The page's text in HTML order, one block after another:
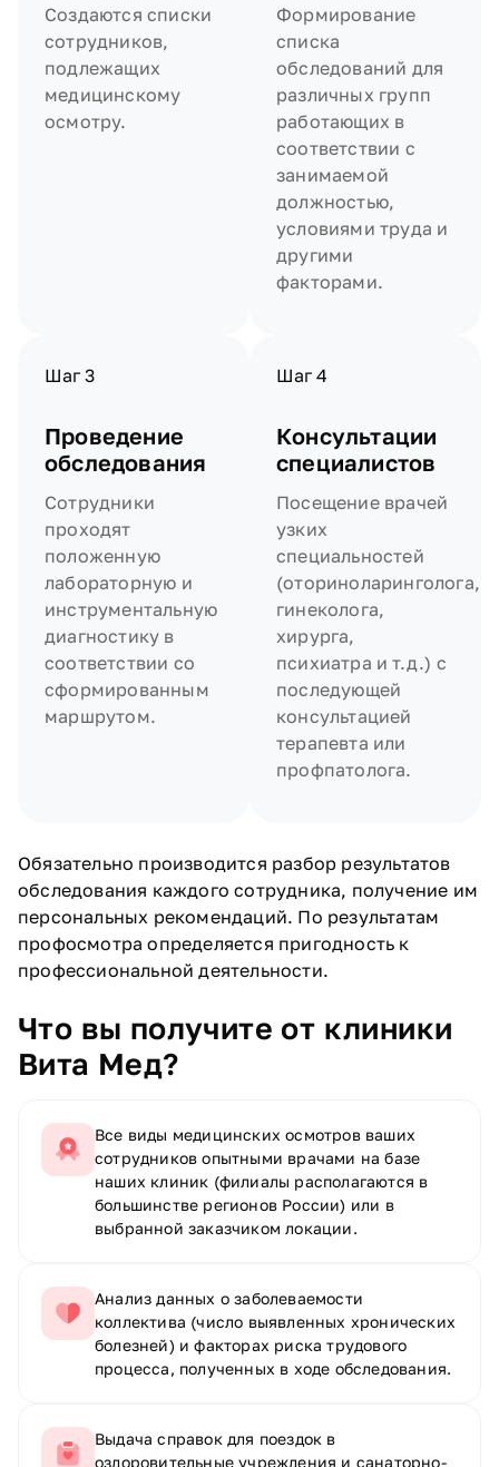
Создаются списки
сотрудников,
подлежащих
медицинскому
осмотру.
Формирование
списка
обследований для
различных групп
работающих в
соответствии с
занимаемой
должностью,
условиями труда и
другими
факторами.
Шаг 3
Проведение
обследования
Сотрудники
проходят
положенную
лабораторную и
инструментальную
диагностику в
соответствии со
сформированным
маршрутом.
Шаг 4
Консультации
специалистов
Посещение врачей
узких
специальностей
(оториноларинголога,
гинеколога,
хирурга,
психиатра и т.д.) с
последующей
консультацией
терапевта или
профпатолога.
Обязательно производится разбор результатов
обследования каждого сотрудника, получение им
персональных рекомендаций. По результатам
профосмотра определяется пригодность к
профессиональной деятельности.
Что вы получите от клиники
Вита Мед?
Все виды медицинских осмотров ваших
сотрудников опытными врачами на базе
наших клиник (филиалы располагаются в
большинстве регионов России) или в
выбранной заказчиком локации.
Анализ данных о заболеваемости
коллектива (число выявленных хронических
болезней) и факторах риска трудового
процесса, полученных в ходе обследования.
Выдача справок для поездок в
оздоровительные учреждения и санаторно-